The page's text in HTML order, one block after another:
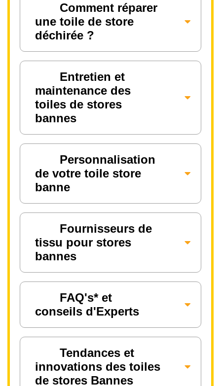
Comment réparer
une toile de store
déchirée ?
Entretien et
maintenance des
toiles de stores
bannes
Personnalisation
de votre toile store
banne
Fournisseurs de
tissu pour stores
bannes
FAQ's* et
conseils d'Experts
Tendances et
innovations des toiles
de stores Bannes